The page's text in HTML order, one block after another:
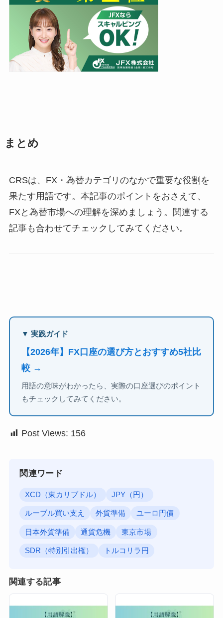
まとめ
CRSは、FX・為替カテゴリのなかで重要な役割を
果たす用語です。本記事のポイントをおさえて、
FXと為替市場への理解を深めましょう。関連する
記事も合わせてチェックしてみてください。
▼ 実践ガイド
【2026年】FX口座の選び方とおすすめ5社比
較 →
用語の意味がわかったら、実際の口座選びのポイント
もチェックしてみてください。
Post Views: 156
関連ワード
XCD（東カリブドル） JPY（円）
ルーブル買い支え 外貨準備 ユーロ円債
日本外貨準備 通貨危機 東京市場
SDR（特別引出権） トルコリラ円
関連する記事